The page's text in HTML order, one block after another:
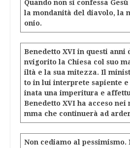
Quando non si confessa
la mondanità del diavolo, la
onio.
Benedetto XVI in questi anni
nvigorito la Chiesa col suo
iltà e la sua mitezza. Il
to in lui interprete sapiente
inata una imperitura e
Benedetto XVI ha acceso
mma che continuerà ad
Non cediamo al pessimismo.